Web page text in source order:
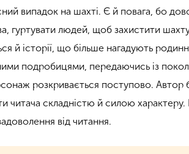
випадок на шахті. Є й повага, бо
гуртувати людей, щоб захистити
й історії, що більше нагадують
подробицями, передаючись із
розкривається поступово. Автор
читача складністю й силою
від читання.